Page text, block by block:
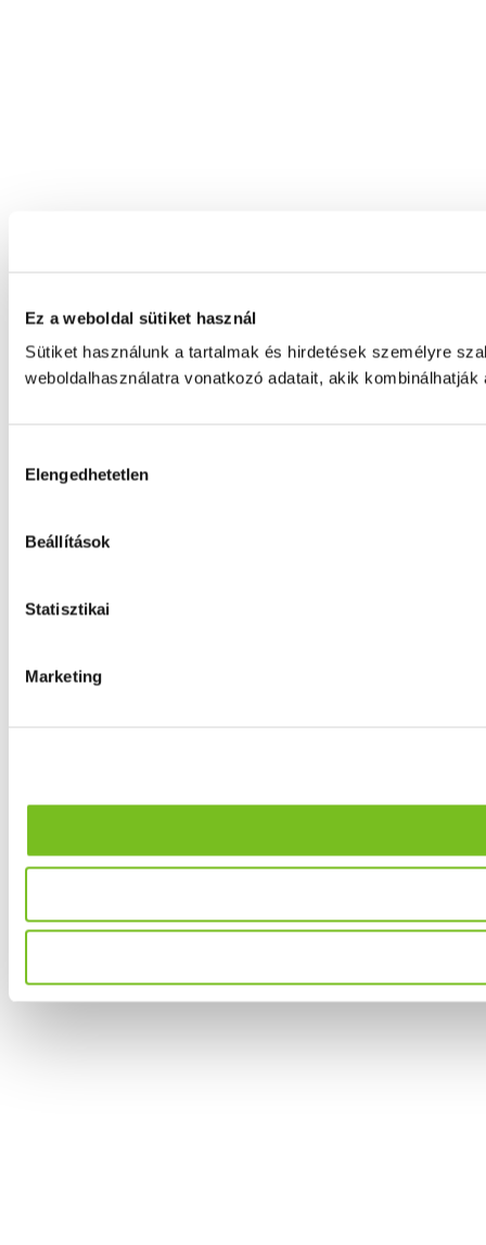
Ez a weboldal sütiket használ
Sütiket használunk a tartalmak és hirdetések személyre
weboldalhasználatra vonatkozó adatait, akik
kiválasztása
Elengedhetetlen
Beállítások
Statisztikai
Marketing